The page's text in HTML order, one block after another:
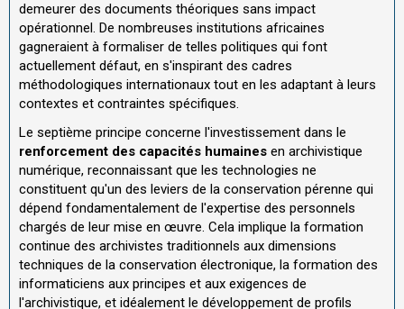
demeurer des documents théoriques sans impact
opérationnel. De nombreuses institutions africaines
gagneraient à formaliser de telles politiques qui font
actuellement défaut, en s'inspirant des cadres
méthodologiques internationaux tout en les adaptant à leurs
contextes et contraintes spécifiques.
Le septième principe concerne l'investissement dans le
renforcement des capacités humaines en archivistique
numérique, reconnaissant que les technologies ne
constituent qu'un des leviers de la conservation pérenne qui
dépend fondamentalement de l'expertise des personnels
chargés de leur mise en œuvre. Cela implique la formation
continue des archivistes traditionnels aux dimensions
techniques de la conservation électronique, la formation des
informaticiens aux principes et aux exigences de
l'archivistique, et idéalement le développement de profils